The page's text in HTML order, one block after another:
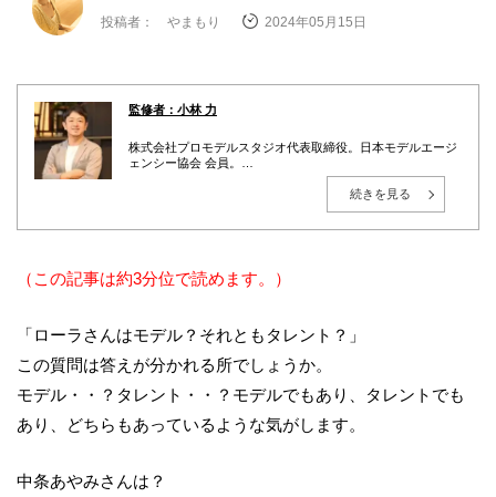
投稿者： やまもり 2024年05月15日
監修者：小林 力
株式会社プロモデルスタジオ代表取締役。日本モデルエージ
ェンシー協会 会員。
東京都世田谷区出身。1999年、株式会社インテック（現：
TISインテックグループ）入社後、広告・エンターテインメ
ント業界へ転身。2010年に株式会社プロモデルスタジオを創
選・紹介に留めず、企業の目的・ターゲット・予算に応じ
た“成果につながる戦略設計”から、撮影・イベント当日の進
を監督。多数案件から得られる実務データをもとに、相場
感・成功パターン・リスク管理のナレッジ化を推進してい
る。
脈」を重視し、成果と納得感の両立を大切にしている。
続きを見る
（この記事は約3分位で読めます。）
「ローラさんはモデル？それともタレント？」
この質問は答えが分かれる所でしょうか。
モデル・・？タレント・・？モデルでもあり、タレントでも
あり、どちらもあっているような気がします。
中条あやみさんは？